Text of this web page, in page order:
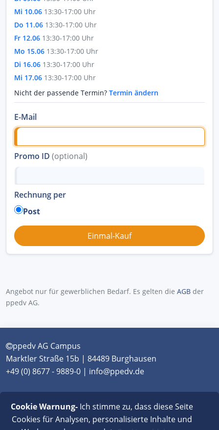
Mi 10.06 13:30-17:00 Uhr
Do 11.06 13:30-17:00 Uhr
Fr 12.06 13:30-17:00 Uhr
Mo 15.06 13:30-17:00 Uhr
Di 16.06 13:30-17:00 Uhr
Mi 17.06 13:30-17:00 Uhr
Nicht der passende Termin? Termin ändern
E-Mail
Promo ID (optional)
Rechnung per
Post
Angebot nur für gewerblichen Bedarf. Es gelten die AGB der
ppedv AG.
ppedv AG Campus
Marktler Straße 15b | 84489 Burghausen
+49 (0) 8677 - 9889-0 | info@ppedv.de
Classroom
Cookie Warnung-Ich stimme zu, dass diese Seite
Cookies für Analysen, personalisierte Inhalte und